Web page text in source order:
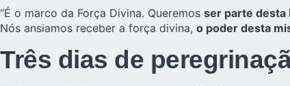
“É o marco da Força Divina. Queremos ser parte desta
Nós ansiamos receber a força divina, o poder desta
Três dias de